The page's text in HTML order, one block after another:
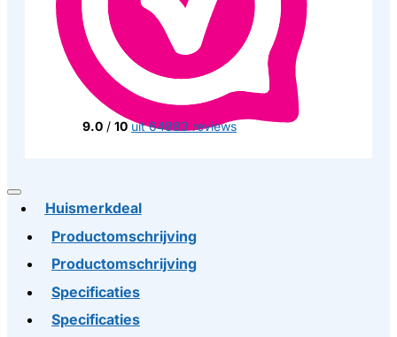
9.0 / 10 uit 64883 reviews
Huismerkdeal
Productomschrijving
Productomschrijving
Specificaties
Specificaties